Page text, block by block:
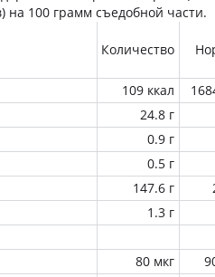
на 100 грамм съедобной части.
Количество
109 ккал
24.8 г
0.9 г
0.5 г
147.6 г
1.3 г
80 мкг